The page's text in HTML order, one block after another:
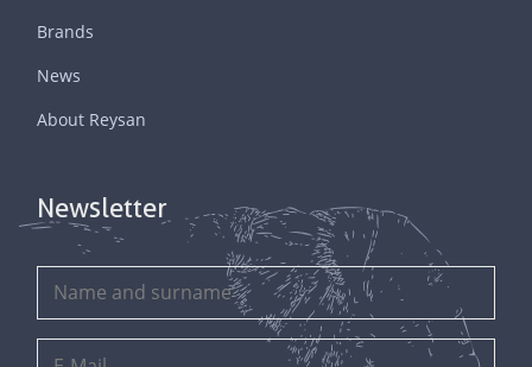
Brands
News
About Reysan
Newsletter